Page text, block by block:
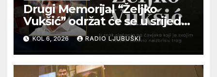
Drugi Memorijal “Željko
Vukšić” održat će se u srijedu
12. kolovoza u Otoku
KOL 6, 2026 RADIO LJUBUŠKI